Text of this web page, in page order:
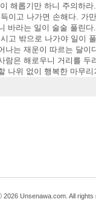
해롭기만 하니 주의하라.
이고 나가면 손해다. 가
바라는 일이 술술 풀린다.
고 밖으로 나가야 일이
나는 재운이 따르는 달이
람은 해로우니 거리를 두
나위 없이 행복한 마무리
Unsenawa.com. All rights